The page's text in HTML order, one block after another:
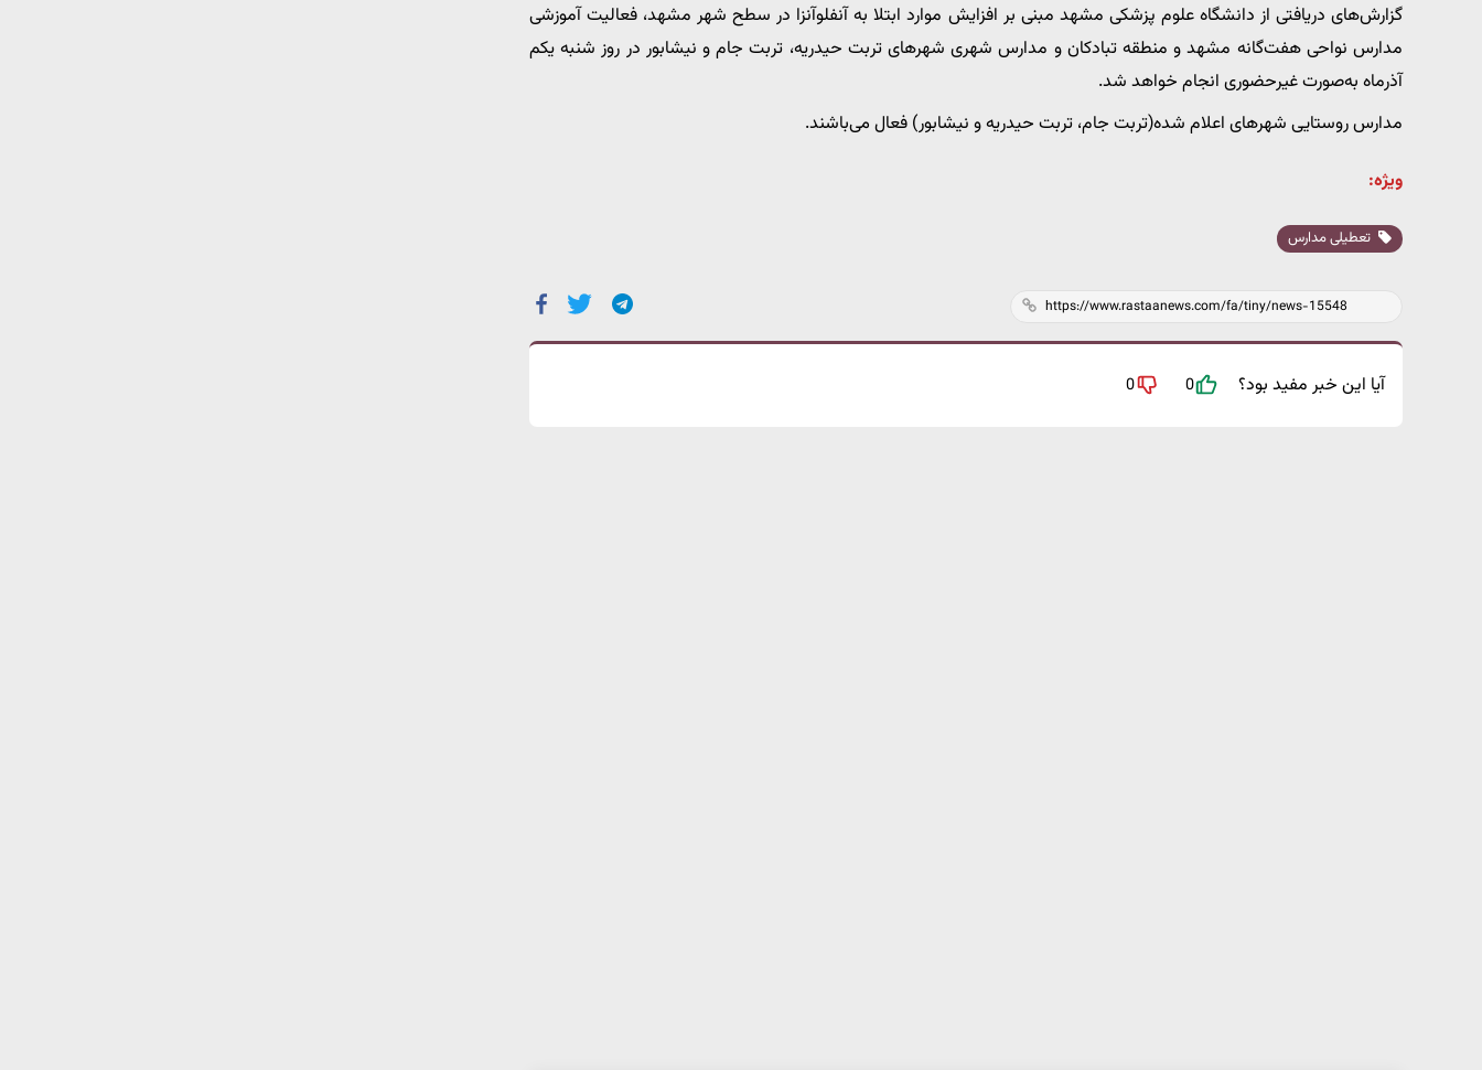
گزارش‌های دریافتی از دانشگاه علوم پزشکی مشهد مبنی بر افزایش موارد ابتلا به آنفلوآنزا در سطح شهر مشهد، فعالیت آموزشی
مدارس نواحی هفت‌گانه مشهد و منطقه تبادکان و مدارس شهری شهرهای تربت حیدریه، تربت جام و نیشابور در روز شنبه یکم
آذرماه به‌صورت غیرحضوری انجام خواهد شد.
مدارس روستایی شهرهای اعلام شده(تربت جام، تربت حیدریه و نیشابور) فعال می‌باشند.
ویژه:
تعطیلی مدارس
آیا این خبر مفید بود؟ 0
0